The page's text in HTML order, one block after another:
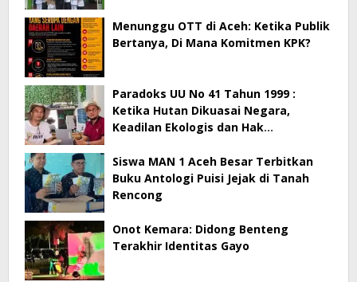
Menunggu OTT di Aceh: Ketika Publik
Bertanya, Di Mana Komitmen KPK?
Paradoks UU No 41 Tahun 1999 :
Ketika Hutan Dikuasai Negara,
Keadilan Ekologis dan Hak
Siswa MAN 1 Aceh Besar Terbitkan
Buku Antologi Puisi Jejak di Tanah
Rencong
Onot Kemara: Didong Benteng
Terakhir Identitas Gayo